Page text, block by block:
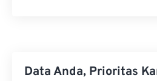
Data Anda, Prioritas